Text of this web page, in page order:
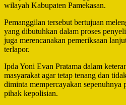
wilayah Kabupaten Pamekasan.
Pemanggilan tersebut bertujuan
yang dibutuhkan dalam proses
juga merencanakan pemeriksaan
terlapor.
Ipda Yoni Evan Pratama dalam
masyarakat agar tetap tenang dan
diminta mempercayakan sepenuhnya
pihak kepolisian.